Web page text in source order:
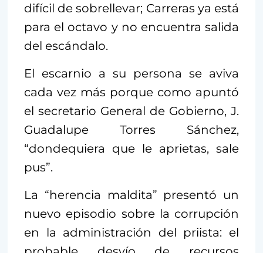
difícil de sobrellevar; Carreras ya está
para el octavo y no encuentra salida
del escándalo.
El escarnio a su persona se aviva
cada vez más porque como apuntó
el secretario General de Gobierno, J.
Guadalupe Torres Sánchez,
“dondequiera que le aprietas, sale
pus”.
La “herencia maldita” presentó un
nuevo episodio sobre la corrupción
en la administración del priista: el